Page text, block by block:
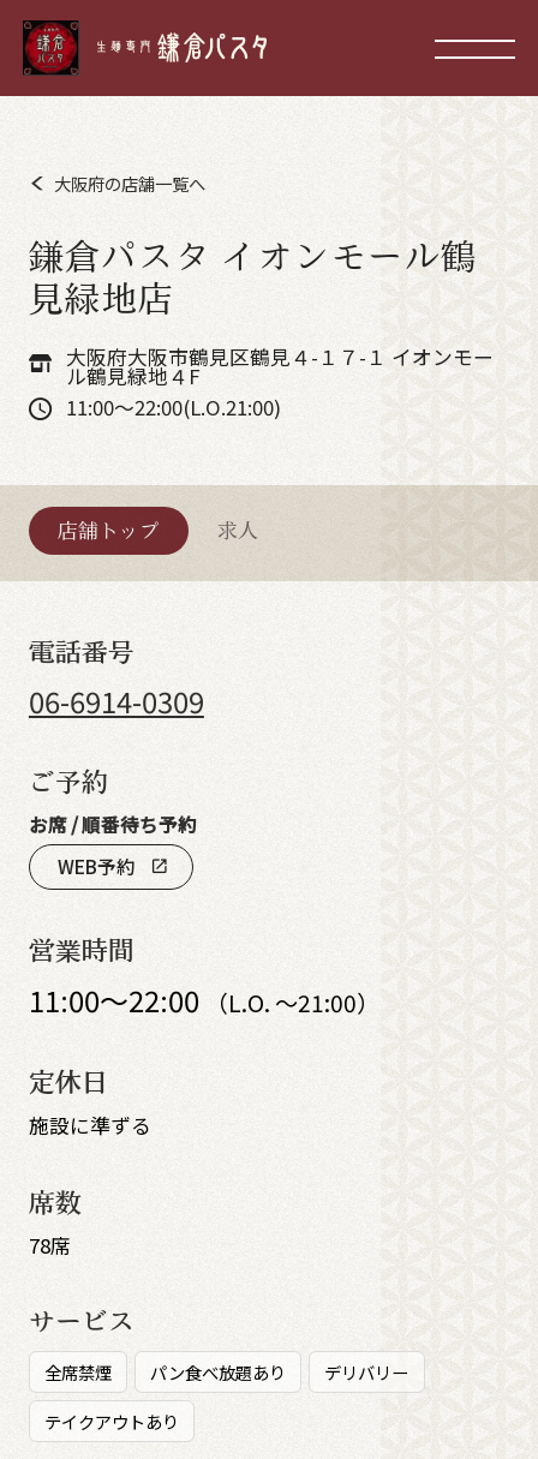
大阪府の店舗一覧へ
鎌倉パスタ イオンモール鶴
見緑地店
大阪府大阪市鶴見区鶴見４-１７-１ イオンモー
ル鶴見緑地４F
11:00～22:00(L.O.21:00)
店舗トップ 求人
電話番号
06-6914-0309
ご予約
お席 / 順番待ち予約
WEB予約
open_in_new
営業時間
11:00～22:00 （L.O. ～21:00）
定休日
施設に準ずる
席数
78席
サービス
全席禁煙 パン食べ放題あり
デリバリー
テイクアウトあり